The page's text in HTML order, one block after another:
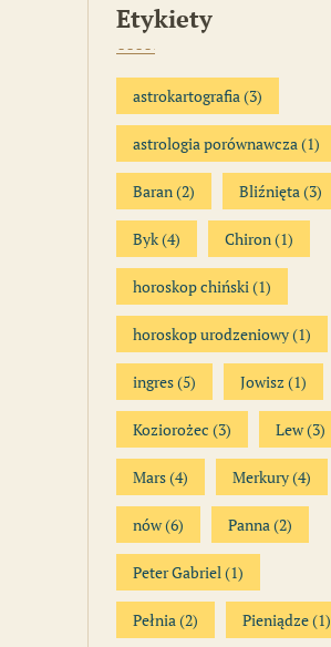
Etykiety
astrokartografia(3)
astrologia porównawcza(1)
Baran(2) Bliźnięta(3)
Byk(4) Chiron(1)
horoskop chiński(1)
horoskop urodzeniowy(1)
ingres(5) Jowisz (1)
Koziorożec (3) Lew(3)
Mars(4) Merkury(4)
nów(6) Panna(2)
Peter Gabriel(1)
Pełnia(2) Pieniądze(1)